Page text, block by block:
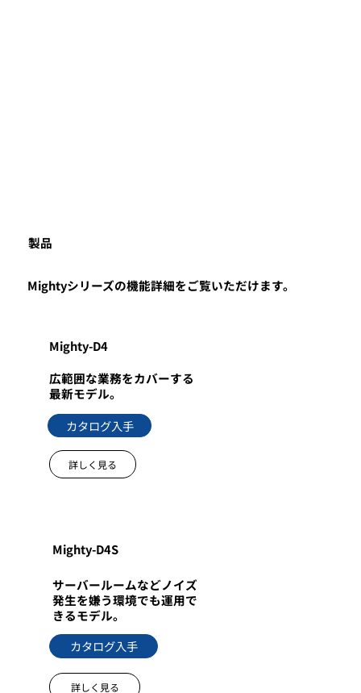
​製品
Mightyシリーズの機能詳細をご覧いただけます。
Mighty-D4
広範囲な業務をカバーする
最新モデル。
カタログ入手
詳しく見る
Mighty-D4S
サーバールームなどノイズ
発生を嫌う環境でも運用で
きるモデル。
詳しく見る
カタログ入手